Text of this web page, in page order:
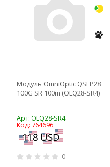
Модуль OmniOptic QSFP28
100G SR 100m (OLQ28-SR4)
Арт: OLQ28-SR4
Код: 764696
0